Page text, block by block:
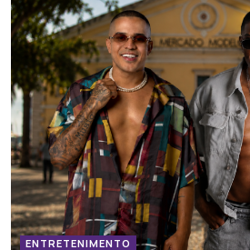
ENTRETENIMENTO